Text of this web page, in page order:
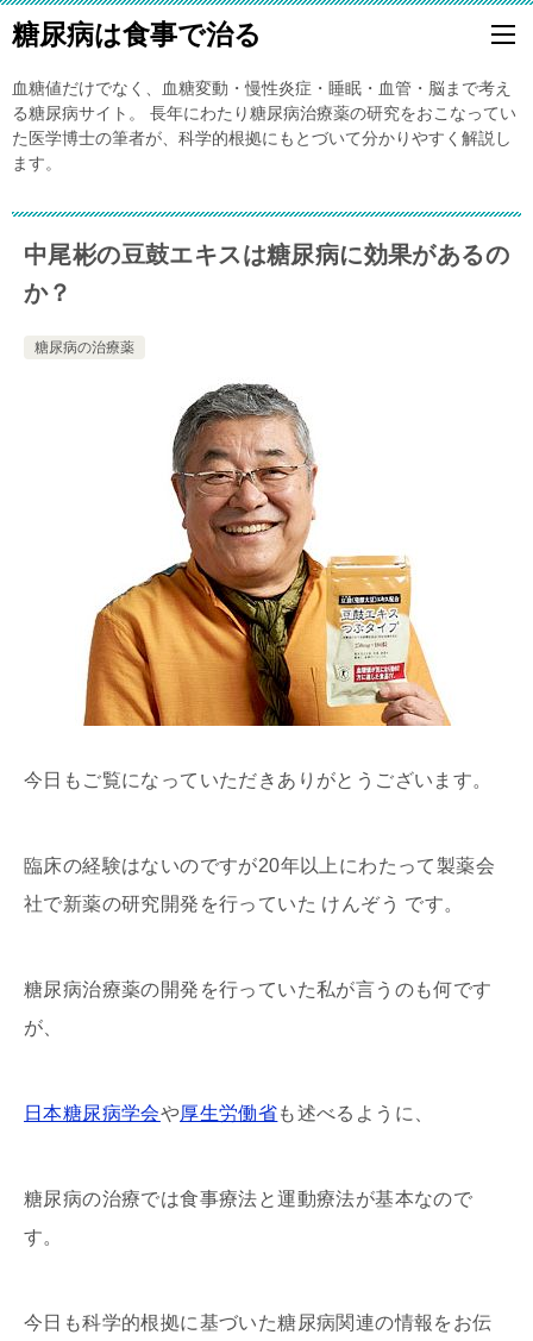
糖尿病は食事で治る
血糖値だけでなく、血糖変動・慢性炎症・睡眠・血管・脳まで考え
る糖尿病サイト。 長年にわたり糖尿病治療薬の研究をおこなってい
た医学博士の筆者が、科学的根拠にもとづいて分かりやすく解説し
ます。
中尾彬の豆鼓エキスは糖尿病に効果があるの
か？
糖尿病の治療薬
今日もご覧になっていただきありがとうございます。
臨床の経験はないのですが20年以上にわたって製薬会
社で新薬の研究開発を行っていた けんぞう です。
糖尿病治療薬の開発を行っていた私が言うのも何です
が、
日本糖尿病学会や厚生労働省も述べるように、
糖尿病の治療では食事療法と運動療法が基本なので
す。
今日も科学的根拠に基づいた糖尿病関連の情報をお伝